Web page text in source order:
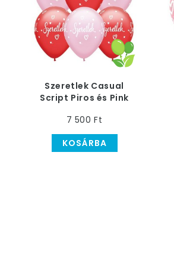
Szeretlek Casual
Script Piros és Pink
7 500 Ft
KOSÁRBA